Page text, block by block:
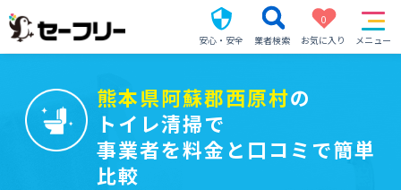
安心・安全 業者検索
0
お気に入り
メニュー
熊本県阿蘇郡西原村の
トイレ清掃で
事業者を料金と口コミで簡単
比較